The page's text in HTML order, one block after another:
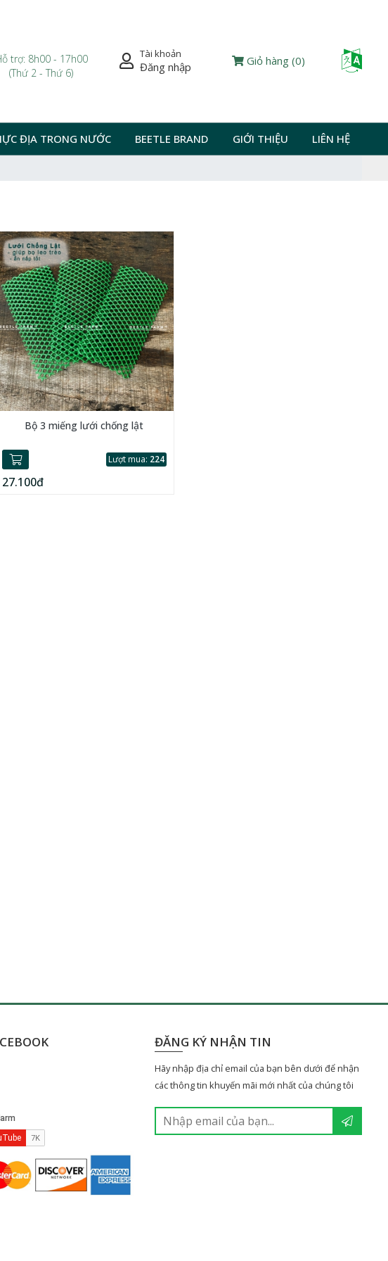
trợ: 8h00 - 17h00
(Thứ 2 - Thứ 6)
Tài khoản
Đăng nhập Giỏ hàng(0)
ĐỊA TRONG NƯỚC BEETLE BRAND GIỚI THIỆU LIÊN HỆ
Bộ 3 miếng lưới chống lật
Lượt mua: 224
27.100đ
ĐĂNG KÝ NHẬN TIN
Hãy nhập địa chỉ email của bạn bên dưới để nhận
các thông tin khuyến mãi mới nhất của chúng tôi